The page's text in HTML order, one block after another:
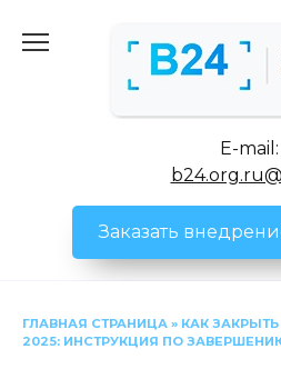
E-mail:
Заказать
ГЛАВНАЯ СТРАНИЦА » КАК
2025: ИНСТРУКЦИЯ ПО